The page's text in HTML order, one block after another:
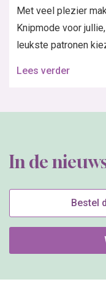
Met veel plezier
Knipmode voor
leukste patronen
Lees verder
In de
Bestel